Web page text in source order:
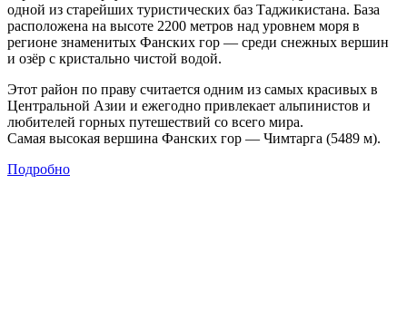
одной из старейших туристических баз Таджикистана. База
расположена на высоте 2200 метров над уровнем моря в
регионе знаменитых Фанских гор — среди снежных вершин
и озёр с кристально чистой водой.
Этот район по праву считается одним из самых красивых в
Центральной Азии и ежегодно привлекает альпинистов и
любителей горных путешествий со всего мира.
Самая высокая вершина Фанских гор — Чимтарга (5489 м).
Подробно